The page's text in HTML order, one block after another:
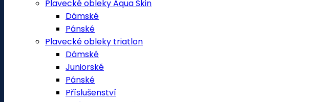
Plavecké obleky Aqua Skin
Dámské
Pánské
Plavecké obleky triatlon
Dámské
Juniorské
Pánské
Příslušenství